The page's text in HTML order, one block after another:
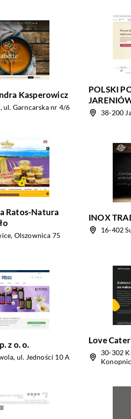
Kasperowicz
ul. Garncarska nr 4/6
POLSKI
38-200
Ratos-Natura
Olszownica 75
INOX
16-402
z o. o.
ul. Jedności 10 A
Love
30-302